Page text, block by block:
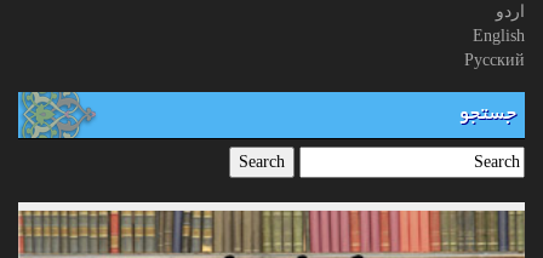
اردو
English
Русский
جستجو